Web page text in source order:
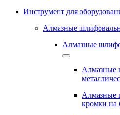
Инструмент для
Алмазные
Алмазные
Алмазные
Алмазные
кромки на